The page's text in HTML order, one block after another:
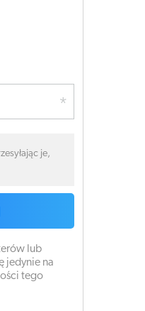
je,
lub
jedynie na
tego